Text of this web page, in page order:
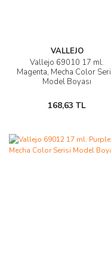
VALLEJO
Vallejo 69010 17 ml.
Magenta, Mecha Color
Model Boyası
168,63 TL